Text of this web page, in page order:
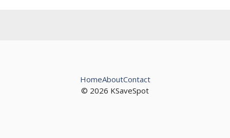
© 2026 KSaveSpot
HomeAboutContact